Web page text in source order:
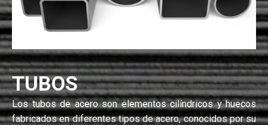
TUBOS
Los tubos de acero son elementos cilíndricos y huecos
fabricados en diferentes tipos de acero, conocidos por su